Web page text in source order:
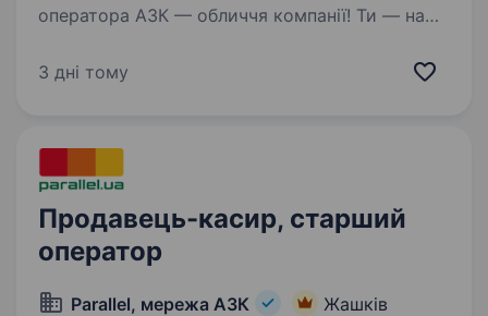
оператора АЗК — обличчя компанії! Ти — наша
до спілкування та готовий/а допомагати
3 дні тому
Продавець-касир, старший
оператор
Parallel, мережа АЗК Жашків